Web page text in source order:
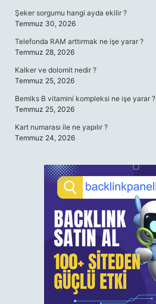
Şeker sorgumu hangi ayda ekilir ?
Temmuz 30, 2026
Telefonda RAM arttırmak ne işe yarar ?
Temmuz 28, 2026
Kalker ve dolomit nedir ?
Temmuz 25, 2026
Bemiks B vitamini kompleksi ne işe yarar ?
Temmuz 25, 2026
Kart numarası ile ne yapılır ?
Temmuz 24, 2026